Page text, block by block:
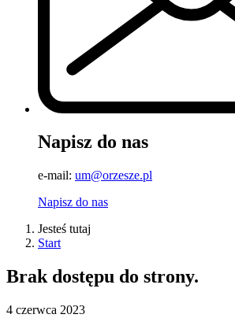
Napisz do nas
e-mail: um@orzesze.pl
Napisz do nas
Jesteś tutaj
Start
Brak dostępu do strony.
4 czerwca 2023